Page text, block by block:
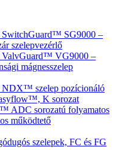
SG9000 –
szelepvezérlő
VG9000 –
mágnesszelep
szelep pozícionáló
K sorozat
ADC sorozatú folyamatos
működtető
szelepek, FC és FG